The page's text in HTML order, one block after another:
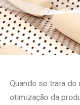
Quando se trata do
otimização da